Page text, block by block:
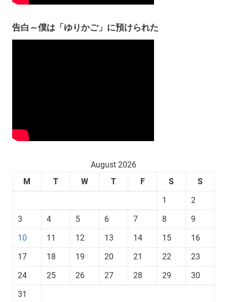
告白～僕は「ゆりかご」に預けられた
August 2026
M
T W T F S
S
1
2
3
4 5 6 7 8
9
10
11 12 13 14 15
16
17
18 19 20 21 22
23
24
25 26 27 28 29
30
31